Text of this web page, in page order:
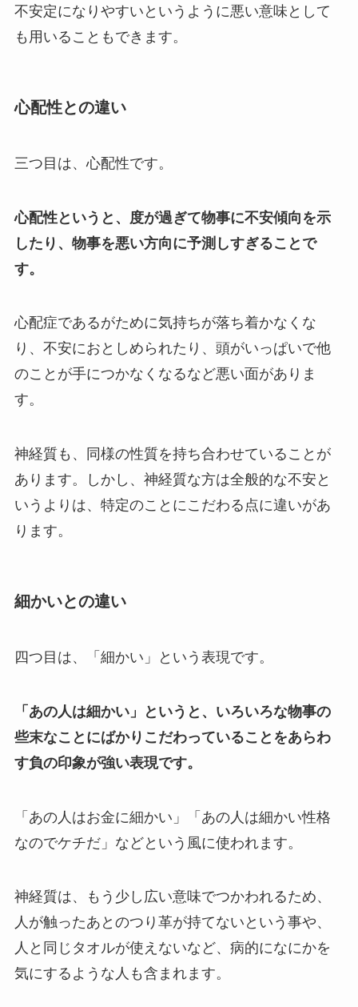
不安定になりやすいというように悪い意味として
も用いることもできます。
心配性との違い
三つ目は、心配性です。
心配性というと、度が過ぎて物事に不安傾向を示
したり、物事を悪い方向に予測しすぎることで
す。
心配症であるがために気持ちが落ち着かなくな
り、不安におとしめられたり、頭がいっぱいで他
のことが手につかなくなるなど悪い面がありま
す。
神経質も、同様の性質を持ち合わせていることが
あります。しかし、神経質な方は全般的な不安と
いうよりは、特定のことにこだわる点に違いがあ
ります。
細かいとの違い
四つ目は、「細かい」という表現です。
「あの人は細かい」というと、いろいろな物事の
些末なことにばかりこだわっていることをあらわ
す負の印象が強い表現です。
「あの人はお金に細かい」「あの人は細かい性格
なのでケチだ」などという風に使われます。
神経質は、もう少し広い意味でつかわれるため、
人が触ったあとのつり革が持てないという事や、
人と同じタオルが使えないなど、病的になにかを
気にするような人も含まれます。